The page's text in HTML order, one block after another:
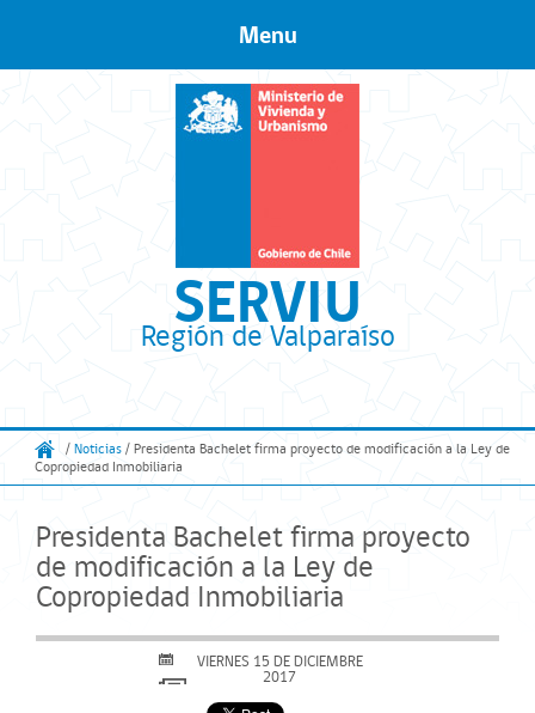
SERVIU
Región de Valparaíso
Menu
/ Noticias / Presidenta Bachelet firma proyecto de modificación a la Ley de
Copropiedad Inmobiliaria
Presidenta Bachelet firma proyecto
de modificación a la Ley de
Copropiedad Inmobiliaria
VIERNES 15 DE DICIEMBRE
2017